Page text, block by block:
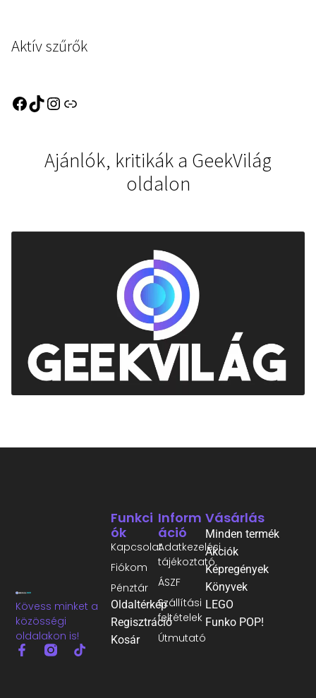
Aktív szűrők
Ajánlók, kritikák a GeekVilág
oldalon
Kövess minket a
közösségi
oldalakon is!
Inform
Áció
Adatkezelési
tájékoztató
ÁSZF
Szállítási
feltételek
Útmutató
Funkci
Ók
Kapcsolat
Fiókom
Pénztár
Oldaltérkép
Regisztráció
Kosár
Vásárlás
Minden termék
Akciók
Képregények
Könyvek
LEGO
Funko POP!